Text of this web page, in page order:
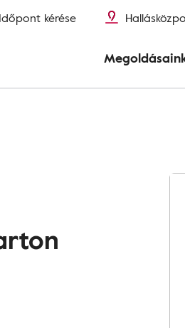
Időpont kérése